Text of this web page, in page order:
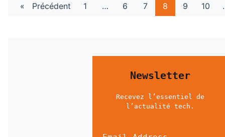
« Précédent 1 … 6 7 8 9 10
Newsletter
Recevez l’essentiel de
l’actualité tech.